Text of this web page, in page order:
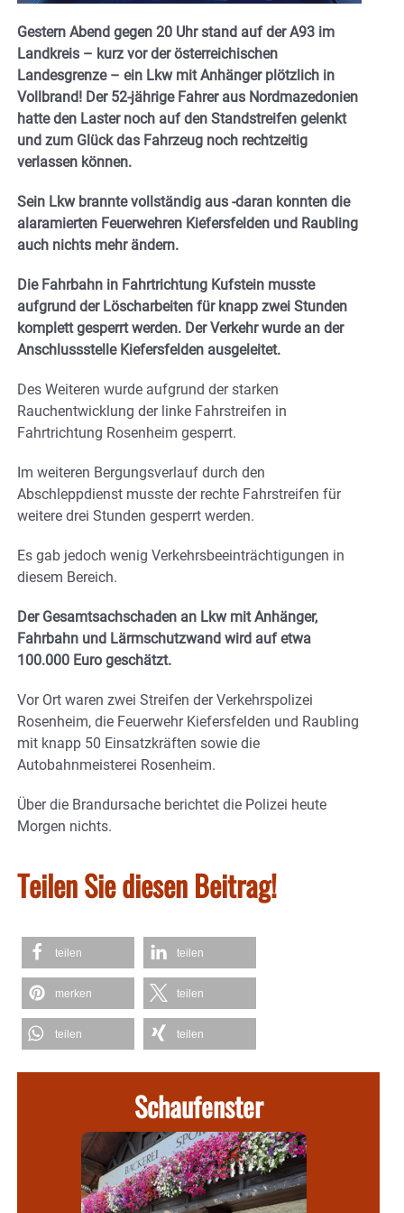
Gestern Abend gegen 20 Uhr stand auf der A93 im
Landkreis – kurz vor der österreichischen
Landesgrenze – ein Lkw mit Anhänger plötzlich in
Vollbrand! Der 52-jährige Fahrer aus Nordmazedonien
hatte den Laster noch auf den Standstreifen gelenkt
und zum Glück das Fahrzeug noch rechtzeitig
verlassen können.
Sein Lkw brannte vollständig aus -daran konnten die
alaramierten Feuerwehren Kiefersfelden und Raubling
auch nichts mehr ändern.
Die Fahrbahn in Fahrtrichtung Kufstein musste
aufgrund der Löscharbeiten für knapp zwei Stunden
komplett gesperrt werden. Der Verkehr wurde an der
Anschlussstelle Kiefersfelden ausgeleitet.
Des Weiteren wurde aufgrund der starken
Rauchentwicklung der linke Fahrstreifen in
Fahrtrichtung Rosenheim gesperrt.
Im weiteren Bergungsverlauf durch den
Abschleppdienst musste der rechte Fahrstreifen für
weitere drei Stunden gesperrt werden.
Es gab jedoch wenig Verkehrsbeeinträchtigungen in
diesem Bereich.
Der Gesamtsachschaden an Lkw mit Anhänger,
Fahrbahn und Lärmschutzwand wird auf etwa
100.000 Euro geschätzt.
Vor Ort waren zwei Streifen der Verkehrspolizei
Rosenheim, die Feuerwehr Kiefersfelden und Raubling
mit knapp 50 Einsatzkräften sowie die
Autobahnmeisterei Rosenheim.
Über die Brandursache berichtet die Polizei heute
Morgen nichts.
Teilen Sie diesen Beitrag!
teilen teilen
merken teilen
teilen teilen
Schaufenster